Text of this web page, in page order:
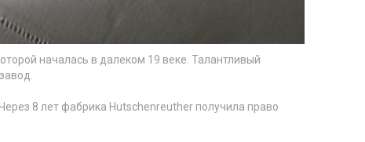
началась в далеком 19 веке. Талантливый
8 лет фабрика Hutschenreuther получила право